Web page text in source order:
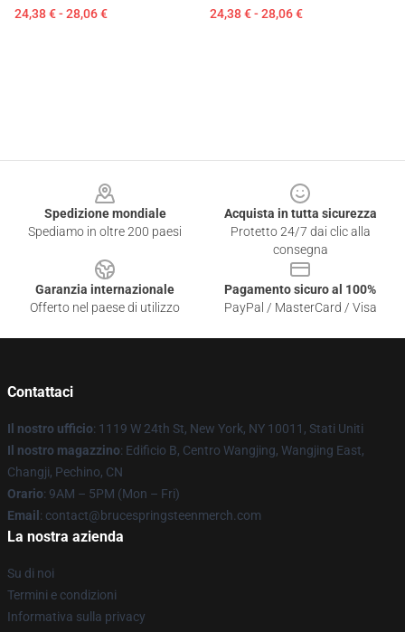
24,38 € - 28,06 € 24,38 € - 28,06 €
Spedizione mondiale
Spediamo in oltre 200 paesi
Acquista in tutta sicurezza
Protetto 24/7 dai clic alla
consegna
Garanzia internazionale
Offerto nel paese di utilizzo
Pagamento sicuro al 100%
PayPal / MasterCard / Visa
Contattaci
Il nostro ufficio: 1119 W 24th St, New York, NY 10011, Stati Uniti
Il nostro magazzino: Edificio B, Centro Wangjing, Wangjing East,
Changji, Pechino, CN
Orario: 9AM – 5PM (Mon – Fri)
Email : contact@brucespringsteenmerch.com
La nostra azienda
Su di noi
Termini e condizioni
Informativa sulla privacy